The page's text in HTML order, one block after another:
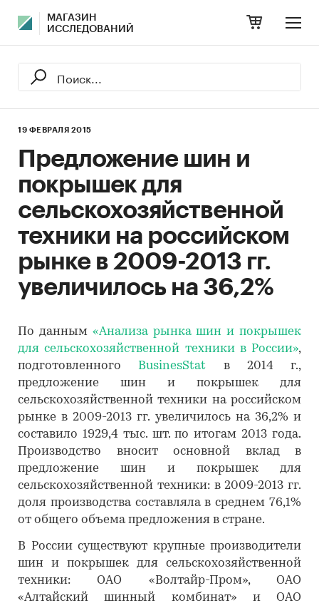
МАГАЗИН
ИССЛЕДОВАНИЙ
19 ФЕВРАЛЯ 2015
Предложение шин и
покрышек для
сельскохозяйственной
техники на российском
рынке в 2009-2013 гг.
увеличилось на 36,2%
По данным «Анализа рынка шин и покрышек
для сельскохозяйственной техники в России»,
подготовленного BusinesStat в 2014 г.,
предложение шин и покрышек для
сельскохозяйственной техники на российском
рынке в 2009-2013 гг. увеличилось на 36,2% и
составило 1929,4 тыс. шт. по итогам 2013 года.
Производство вносит основной вклад в
предложение шин и покрышек для
сельскохозяйственной техники: в 2009-2013 гг.
доля производства составляла в среднем 76,1%
от общего объема предложения в стране.
В России существуют крупные производители
шин и покрышек для сельскохозяйственной
техники: ОАО «Волтайр-Пром», ОАО
«Алтайский шинный комбинат» и ОАО